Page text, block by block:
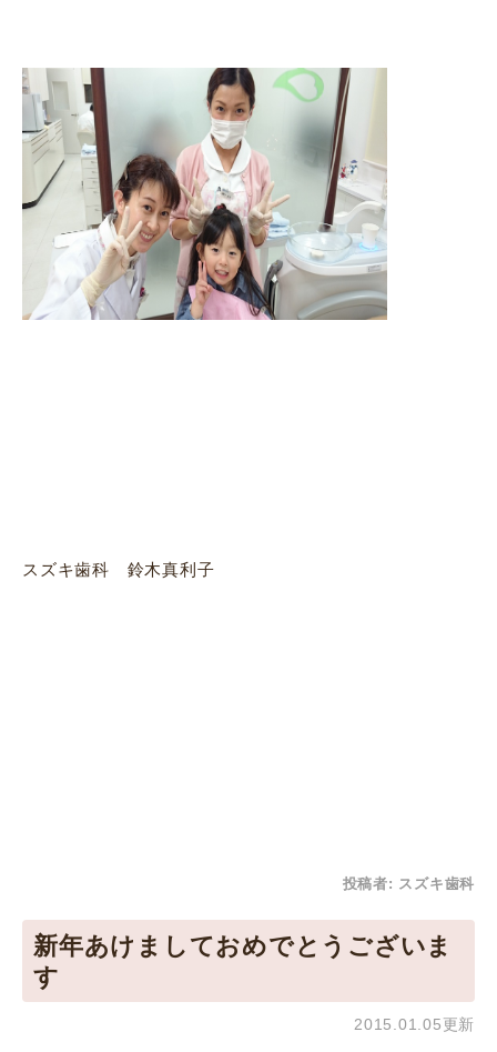
スズキ歯科 鈴木真利子
投稿者: スズキ歯科
新年あけましておめでとうございま
す
2015.01.05更新